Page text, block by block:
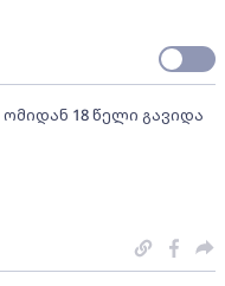
18 წელი გავიდა